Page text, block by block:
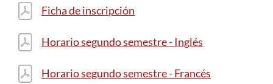
Ficha de inscripción
Horario segundo semestre - Inglés
Horario segundo semestre - Francés